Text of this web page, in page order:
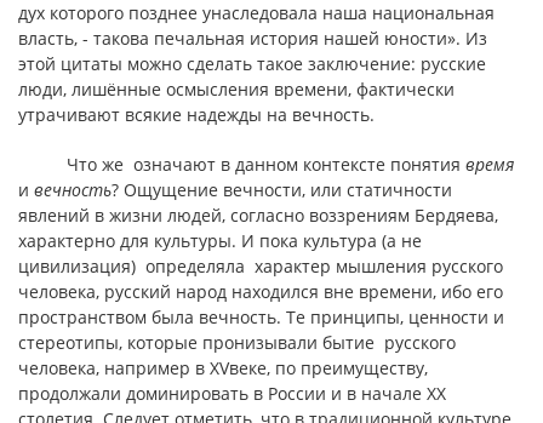
дух которого позднее унаследовала наша национальная
власть, - такова печальная история нашей юности». Из
этой цитаты можно сделать такое заключение: русские
люди, лишённые осмысления времени, фактически
утрачивают всякие надежды на вечность.
Что же означают в данном контексте понятия время
и вечность? Ощущение вечности, или статичности
явлений в жизни людей, согласно воззрениям Бердяева,
характерно для культуры. И пока культура (а не
цивилизация) определяла характер мышления русского
человека, русский народ находился вне времени, ибо его
пространством была вечность. Те принципы, ценности и
стереотипы, которые пронизывали бытие русского
человека, например в ХVвеке, по преимуществу,
продолжали доминировать в России и в начале ХХ